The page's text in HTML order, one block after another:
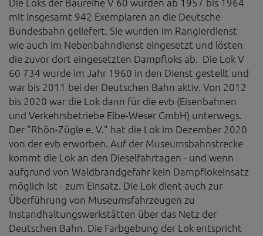
Die Loks der Baureihe V 60 wurden ab 1957 bis 1964
mit insgesamt 942 Exemplaren an die Deutsche
Bundesbahn geliefert. Sie wurden im Rangierdienst
wie auch im Nebenbahndienst eingesetzt und lösten
die zuvor dort eingesetzten Dampfloks ab. Die Lok V
60 734 wurde im Jahr 1960 in den Dienst gestellt und
war bis 2011 bei der Deutschen Bahn aktiv. Von 2012
bis 2020 war die Lok dann für die evb (Eisenbahnen
und Verkehrsbetriebe Elbe-Weser GmbH) unterwegs.
Der "Rhön-Zügle e. V." hat die Lok im Dezember 2020
von der evb erworben. Auf der Museumsbahnstrecke
kommt die Lok an den Dieselfahrtagen - und wenn
aufgrund von Waldbrandgefahr kein Dampflokeinsatz
möglich ist - zum Einsatz. Die Lok dient auch zur
Überführung von Museumsfahrzeugen zu
Instandhaltungswerkstätten über das Netz der
Deutschen Bahn. Die Farbgebung der Lok entspricht